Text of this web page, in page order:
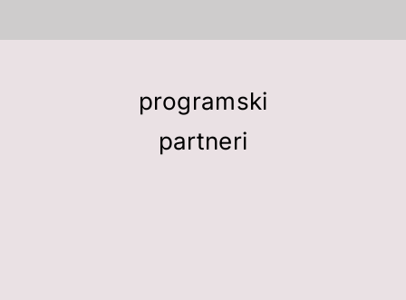
programski
partneri